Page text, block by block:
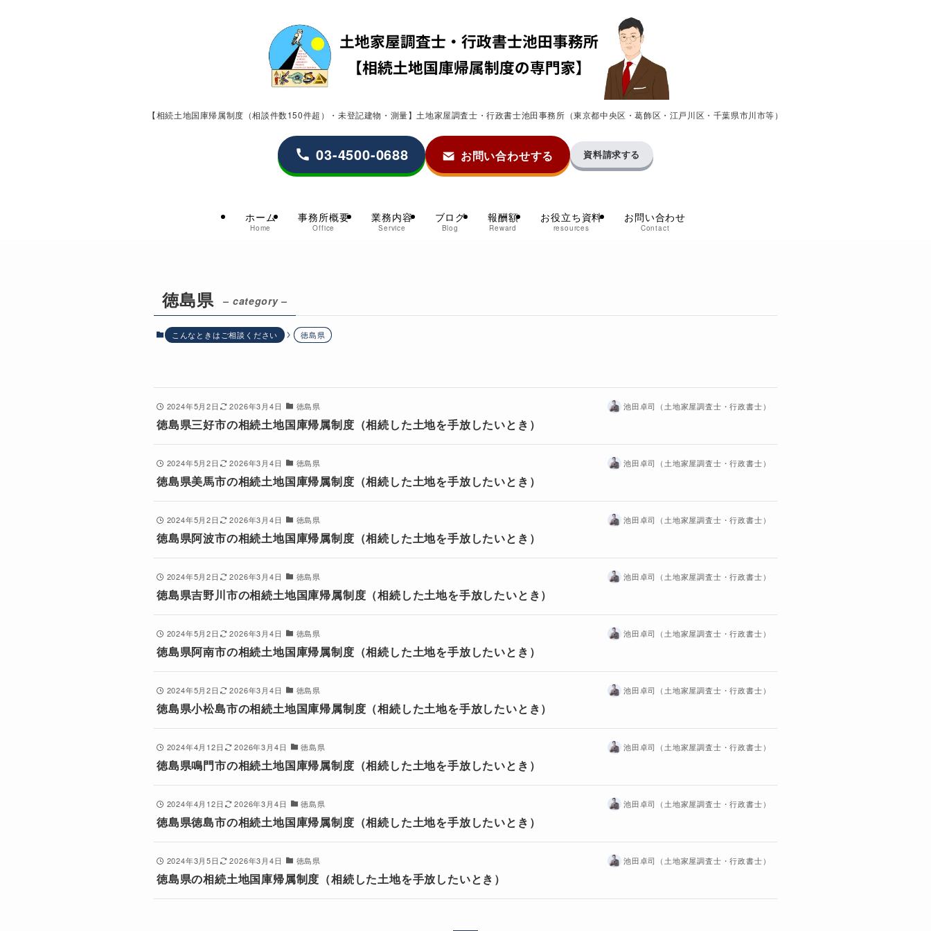
【相続土地国庫帰属制度（相談件数150件超）・未登記建物・測量】土地家屋調査士・行政書士池田事務所（東京都中央区・葛飾区・江戸川区・千葉県市川市等）
ホーム
Home
事務所概要
Office
業務内容
Service
ブログ
Blog
報酬額
Reward
お役立ち資料
resources
お問い合わせ
Contact
03-4500-0688 お問い合わせする 資料請求する
徳島県 – category –
こんなときはご相談ください 徳島県
2024年5月2日 2026年3月4日 徳島県 池田卓司（土地家屋調査士・行政書士）
徳島県三好市の相続土地国庫帰属制度（相続した土地を手放したいとき）
2024年5月2日 2026年3月4日 徳島県 池田卓司（土地家屋調査士・行政書士）
徳島県美馬市の相続土地国庫帰属制度（相続した土地を手放したいとき）
2024年5月2日 2026年3月4日 徳島県 池田卓司（土地家屋調査士・行政書士）
徳島県阿波市の相続土地国庫帰属制度（相続した土地を手放したいとき）
2024年5月2日 2026年3月4日 徳島県 池田卓司（土地家屋調査士・行政書士）
徳島県吉野川市の相続土地国庫帰属制度（相続した土地を手放したいとき）
2024年5月2日 2026年3月4日 徳島県 池田卓司（土地家屋調査士・行政書士）
徳島県阿南市の相続土地国庫帰属制度（相続した土地を手放したいとき）
2024年5月2日 2026年3月4日 徳島県 池田卓司（土地家屋調査士・行政書士）
徳島県小松島市の相続土地国庫帰属制度（相続した土地を手放したいとき）
2024年4月12日 2026年3月4日 徳島県 池田卓司（土地家屋調査士・行政書士）
徳島県鳴門市の相続土地国庫帰属制度（相続した土地を手放したいとき）
2024年4月12日 2026年3月4日 徳島県 池田卓司（土地家屋調査士・行政書士）
徳島県徳島市の相続土地国庫帰属制度（相続した土地を手放したいとき）
2024年3月5日 2026年3月4日 徳島県 池田卓司（土地家屋調査士・行政書士）
徳島県の相続土地国庫帰属制度（相続した土地を手放したいとき）